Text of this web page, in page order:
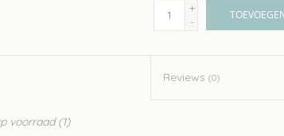
+
-
Reviews(0)
voorraad(1)